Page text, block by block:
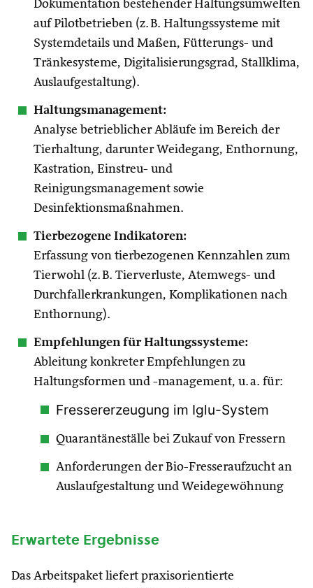
Dokumentation bestehender Haltungsumwelten
auf Pilotbetrieben (z. B. Haltungssysteme mit
Systemdetails und Maßen, Fütterungs- und
Tränkesysteme, Digitalisierungsgrad, Stallklima,
Auslaufgestaltung).
Haltungsmanagement:
Analyse betrieblicher Abläufe im Bereich der
Tierhaltung, darunter Weidegang, Enthornung,
Kastration, Einstreu- und
Reinigungsmanagement sowie
Desinfektionsmaßnahmen.
Tierbezogene Indikatoren:
Erfassung von tierbezogenen Kennzahlen zum
Tierwohl (z. B. Tierverluste, Atemwegs- und
Durchfallerkrankungen, Komplikationen nach
Enthornung).
Empfehlungen für Haltungssysteme:
Ableitung konkreter Empfehlungen zu
Haltungsformen und -management, u. a. für:
Fressererzeugung im Iglu-System
Quarantäneställe bei Zukauf von Fressern
Anforderungen der Bio-Fresseraufzucht an
Auslaufgestaltung und Weidegewöhnung
Erwartete Ergebnisse
Das Arbeitspaket liefert praxisorientierte